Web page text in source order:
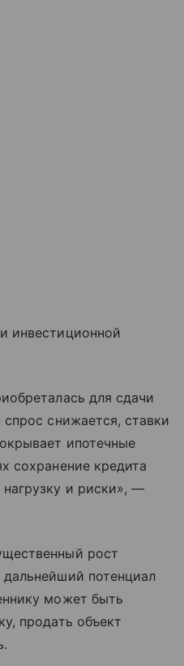
инвестиционной
для сдачи
снижается, ставки
ипотечные
сохранение кредита
и риски», —
рост
потенциал
может быть
продать объект